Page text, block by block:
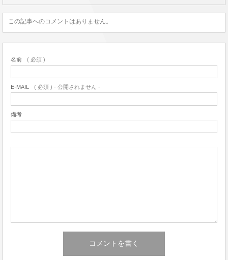
この記事へのコメントはありません。
名前 ( 必須 )
E-MAIL ( 必須 ) - 公開されません -
備考